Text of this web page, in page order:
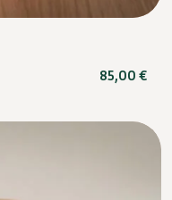
85,00 €